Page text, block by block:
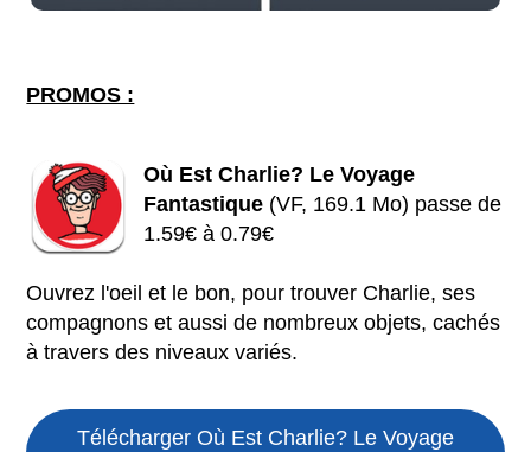
PROMOS :
Où Est Charlie? Le Voyage
Fantastique (VF, 169.1 Mo) passe de
1.59€ à 0.79€
Ouvrez l'oeil et le bon, pour trouver Charlie, ses
compagnons et aussi de nombreux objets, cachés
à travers des niveaux variés.
Télécharger Où Est Charlie? Le Voyage